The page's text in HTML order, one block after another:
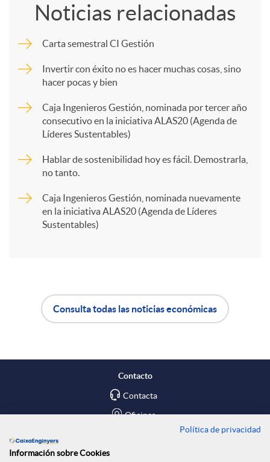
s
m
p
a
e
d
Noticias relacionadas
Carta semestral CI Gestión
Invertir con éxito no es hacer muchas cosas, sino
hacer pocas y bien
Caja Ingenieros Gestión, nominada por tercer año
consecutivo en la iniciativa ALAS20 (Agenda de
Líderes Sustentables)
Hablar de sostenibilidad hoy es fácil. Demostrarla,
no tanto.
Caja Ingenieros Gestión, nominada nuevamente
en la iniciativa ALAS20 (Agenda de Líderes
Sustentables)
p
i
o
ó
Consulta todas las noticias económicas
Contacto
Contacta
Oficinas
Política de privacidad
Información sobre Cookies